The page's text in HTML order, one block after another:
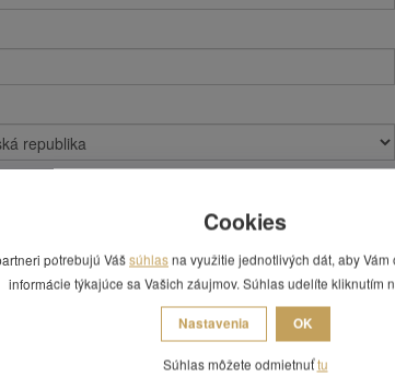
Cookies
potrebujú Vášsúhlasna využitie jednotlivých dát, aby
informácie týkajúce sa Vašich záujmov. Súhlas udelíte kliknutím
Nastavenia OK
Súhlas môžete odmietnuťtu